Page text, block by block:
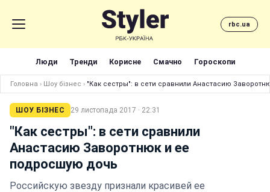
rbc.ua
Люди Тренди Корисне Смачно Гороскопи
Головна › Шоу бізнес › "Как сестры": в сети сравнили Анастасию
ШОУ БІЗНЕС 29 листопада 2017 · 22:31
"Как сестры": в сети сравнили
Анастасию Заворотнюк и ее
подросшую дочь
Российскую звезду признали красивей ее